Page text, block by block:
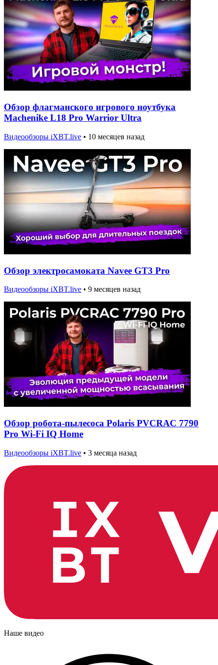
Обзор флагманского игрового ноутбука
Machenike L18 Pro Warrior Ultra
Видеообзоры iXBT.live • 10 месяцев назад
Обзор электросамоката Navee GT3 Pro
Видеообзоры iXBT.live • 9 месяцев назад
Обзор робота-пылесоса Polaris PVCRAC 7790
Pro Wi-Fi IQ Home
Видеообзоры iXBT.live • 3 месяца назад
Наше видео